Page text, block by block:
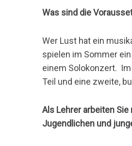
Was sind die
Wer Lust hat ein
spielen im Sommer
einem Solokonzert.
Teil und eine zweite,
Als Lehrer arbeiten
Jugendlichen und